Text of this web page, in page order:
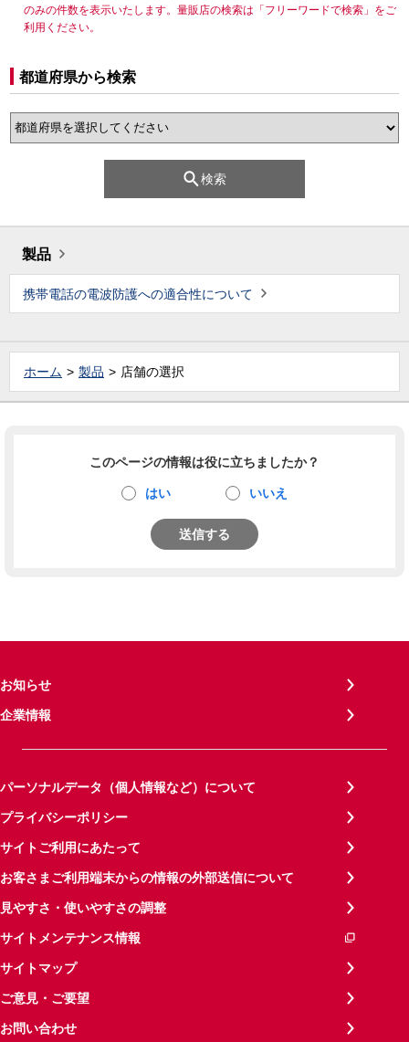
のみの件数を表示いたします。量販店の検索は「フリーワードで検索」をご
利用ください。
都道府県から検索
検索
製品
携帯電話の電波防護への適合性について
ホーム 製品 店舗の選択
このページの情報は役に立ちましたか？
はい いいえ
送信する
お知らせ
企業情報
パーソナルデータ（個人情報など）について
プライバシーポリシー
サイトご利用にあたって
お客さまご利用端末からの情報の外部送信について
見やすさ・使いやすさの調整
サイトメンテナンス情報
サイトマップ
ご意見・ご要望
お問い合わせ